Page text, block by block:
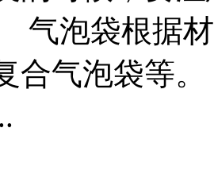
袋根据材
合气泡袋等